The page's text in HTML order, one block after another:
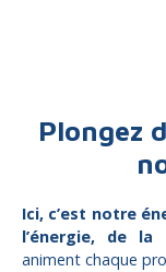
Plongez
Ici, c’est notre
l’énergie, de la
animent chaque